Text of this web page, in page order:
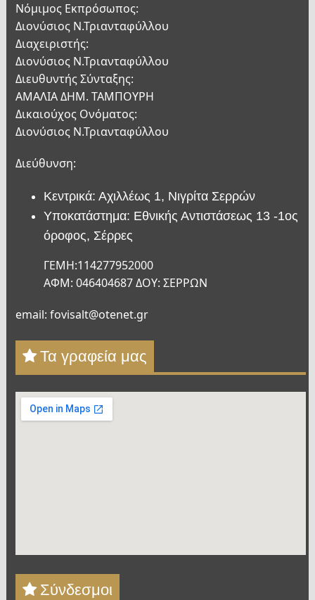
Νόμιμος Εκπρόσωπος:
Διονύσιος Ν.Τριανταφύλλου
Διαχειριστής:
Διονύσιος Ν.Τριανταφύλλου
Διευθυντής Σύνταξης:
ΑΜΑΛΙΑ ΔΗΜ. ΤΑΜΠΟΥΡΗ
Δικαιούχος Ονόματος:
Διονύσιος Ν.Τριανταφύλλου
Διεύθυνση:
Κεντρικά: Αχιλλέως 1, Νιγρίτα Σερρών
Υποκατάστημα: Εθνικής Αντιστάσεως 13 -1ος
όροφος, Σέρρες
ΓΕΜΗ:114277952000
ΑΦΜ: 046404687 ΔΟΥ: ΣΕΡΡΩΝ
email: fovisalt@otenet.gr
Τα γραφεία μας
Σύνδεσμοι